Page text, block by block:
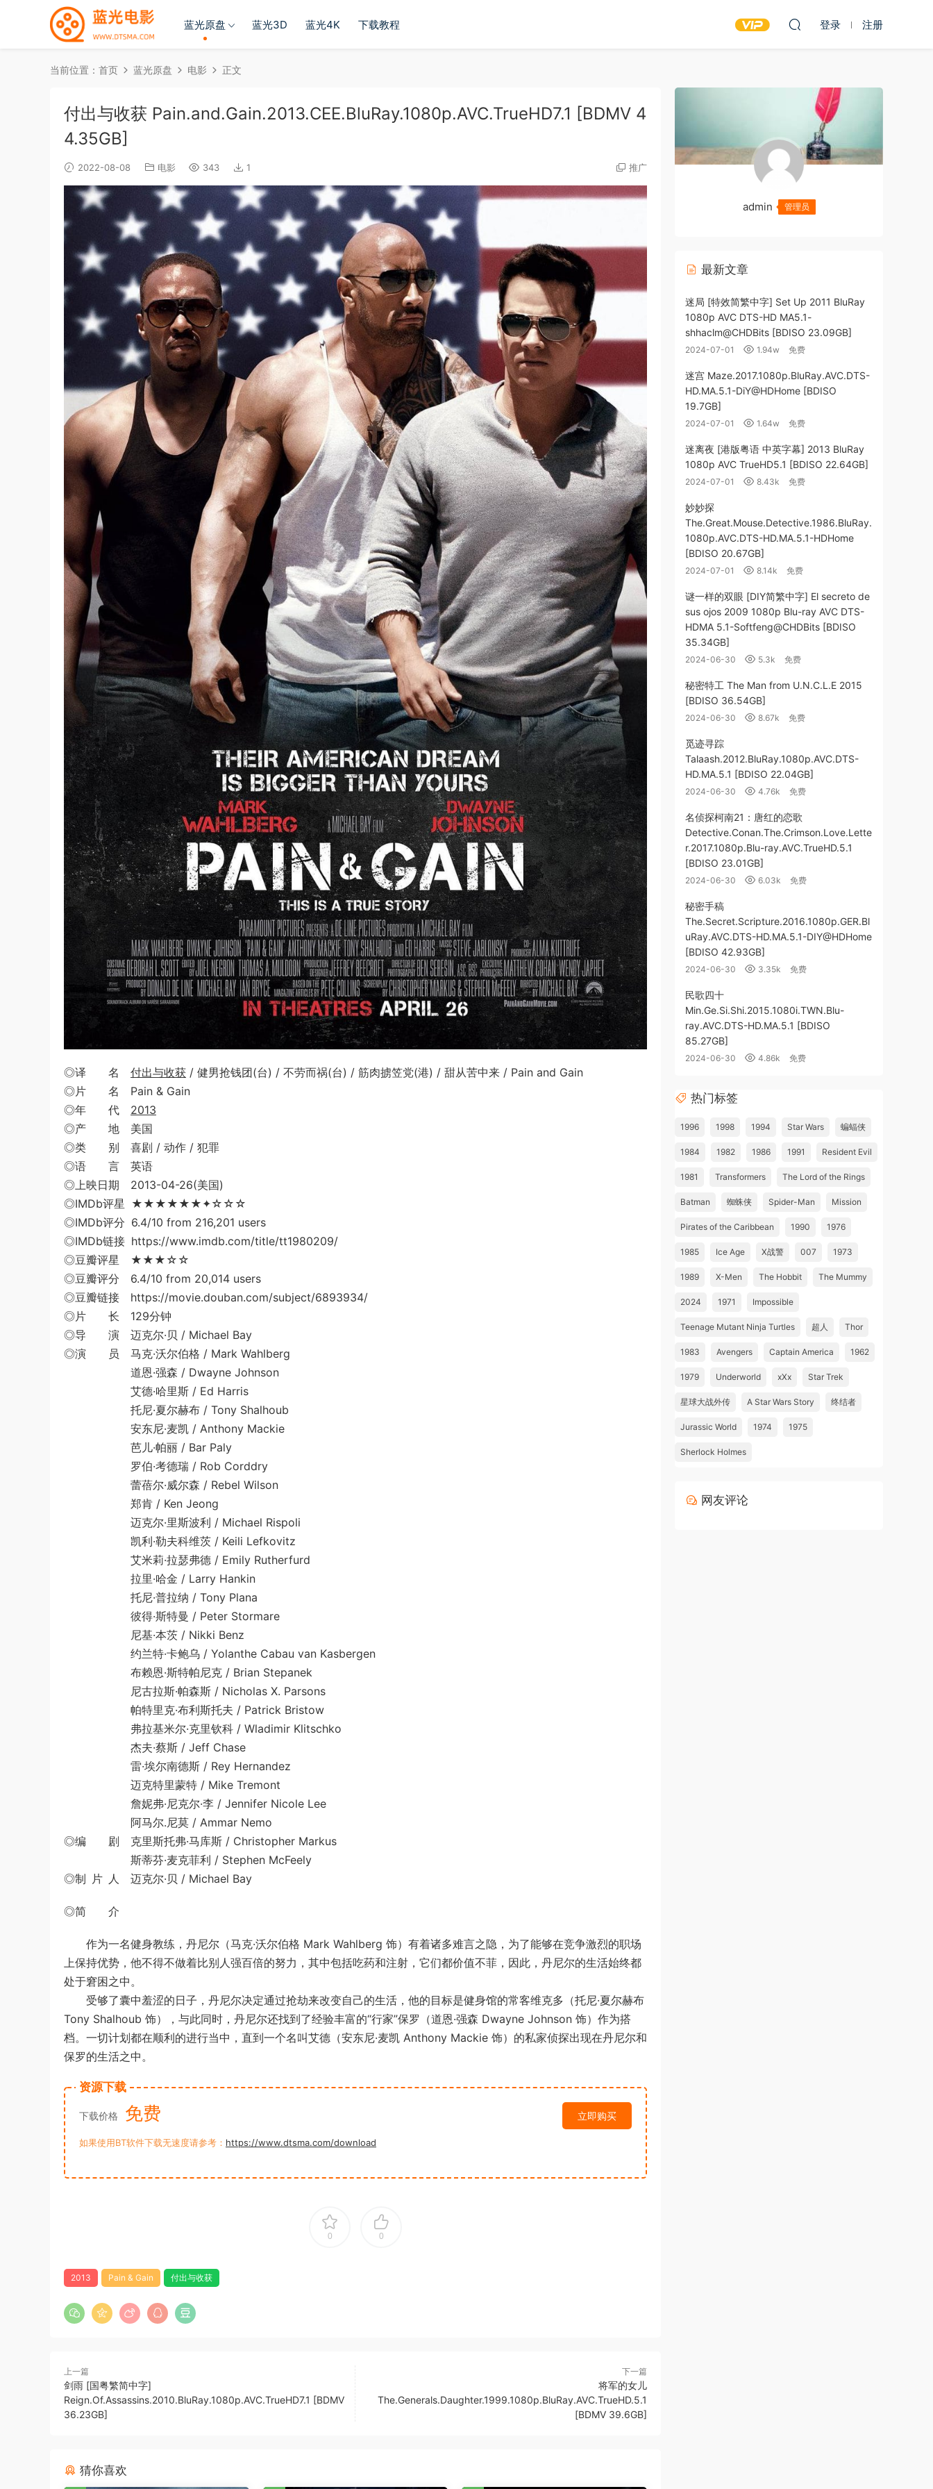
蓝光原盘 蓝光3D 蓝光4K 下载教程 登录 注册
当前位置： 首页 蓝光原盘 电影 正文
付出与收获 Pain.and.Gain.2013.CEE.BluRay.1080p.AVC.TrueHD7.1 [BDMV 4
4.35GB]
2022-08-08 电影 343 1 推广
◎译 名 付出与收获 / 健男抢钱团(台) / 不劳而祸(台) / 筋肉掳笠党(港) / 甜从苦中来 / Pain and Gain
◎片 名 Pain & Gain
◎年 代 2013
◎产 地 美国
◎类 别 喜剧 / 动作 / 犯罪
◎语 言 英语
◎上映日期 2013-04-26(美国)
◎IMDb评星 ★★★★★★✦☆☆☆
◎IMDb评分 6.4/10 from 216,201 users
◎IMDb链接 https://www.imdb.com/title/tt1980209/
◎豆瓣评星 ★★★☆☆
◎豆瓣评分 6.4/10 from 20,014 users
◎豆瓣链接 https://movie.douban.com/subject/6893934/
◎片 长 129分钟
◎导 演 迈克尔·贝 / Michael Bay
◎演 员 马克·沃尔伯格 / Mark Wahlberg
道恩·强森 / Dwayne Johnson
艾德·哈里斯 / Ed Harris
托尼·夏尔赫布 / Tony Shalhoub
安东尼·麦凯 / Anthony Mackie
芭儿·帕丽 / Bar Paly
罗伯·考德瑞 / Rob Corddry
蕾蓓尔·威尔森 / Rebel Wilson
郑肯 / Ken Jeong
迈克尔·里斯波利 / Michael Rispoli
凯利·勒夫科维茨 / Keili Lefkovitz
艾米莉·拉瑟弗德 / Emily Rutherfurd
拉里·哈金 / Larry Hankin
托尼·普拉纳 / Tony Plana
彼得·斯特曼 / Peter Stormare
尼基·本茨 / Nikki Benz
约兰特·卡鲍乌 / Yolanthe Cabau van Kasbergen
布赖恩·斯特帕尼克 / Brian Stepanek
尼古拉斯·帕森斯 / Nicholas X. Parsons
帕特里克·布利斯托夫 / Patrick Bristow
弗拉基米尔·克里钦科 / Wladimir Klitschko
杰夫·蔡斯 / Jeff Chase
雷·埃尔南德斯 / Rey Hernandez
迈克特里蒙特 / Mike Tremont
詹妮弗·尼克尔·李 / Jennifer Nicole Lee
阿马尔.尼莫 / Ammar Nemo
◎编 剧 克里斯托弗·马库斯 / Christopher Markus
斯蒂芬·麦克菲利 / Stephen McFeely
◎制 片 人 迈克尔·贝 / Michael Bay
◎简 介
作为一名健身教练，丹尼尔（马克·沃尔伯格 Mark Wahlberg 饰）有着诸多难言之隐，为了能够在竞争激烈的职场
上保持优势，他不得不做着比别人强百倍的努力，其中包括吃药和注射，它们都价值不菲，因此，丹尼尔的生活始终都
处于窘困之中。
受够了囊中羞涩的日子，丹尼尔决定通过抢劫来改变自己的生活，他的目标是健身馆的常客维克多（托尼·夏尔赫布
Tony Shalhoub 饰），与此同时，丹尼尔还找到了经验丰富的“行家”保罗（道恩·强森 Dwayne Johnson 饰）作为搭
档。一切计划都在顺利的进行当中，直到一个名叫艾德（安东尼·麦凯 Anthony Mackie 饰）的私家侦探出现在丹尼尔和
保罗的生活之中。
资源下载
下载价格 免费 立即购买
如果使用BT软件下载无速度请参考： https://www.dtsma.com/download
0 0
2013 Pain & Gain 付出与收获
上一篇
剑雨 [国粤繁简中字]
Reign.Of.Assassins.2010.BluRay.1080p.AVC.TrueHD7.1 [BDMV
36.23GB]
下一篇
将军的女儿
The.Generals.Daughter.1999.1080p.BluRay.AVC.TrueHD.5.1
[BDMV 39.6GB]
猜你喜欢
admin 管理员
最新文章
迷局 [特效简繁中字] Set Up 2011 BluRay
1080p AVC DTS-HD MA5.1-
shhaclm@CHDBits [BDISO 23.09GB]
2024-07-01 1.94w 免费
迷宫 Maze.2017.1080p.BluRay.AVC.DTS-
HD.MA.5.1-DiY@HDHome [BDISO
19.7GB]
2024-07-01 1.64w 免费
迷离夜 [港版粤语 中英字幕] 2013 BluRay
1080p AVC TrueHD5.1 [BDISO 22.64GB]
2024-07-01 8.43k 免费
妙妙探
The.Great.Mouse.Detective.1986.BluRay.
1080p.AVC.DTS-HD.MA.5.1-HDHome
[BDISO 20.67GB]
2024-07-01 8.14k 免费
谜一样的双眼 [DIY简繁中字] El secreto de
sus ojos 2009 1080p Blu-ray AVC DTS-
HDMA 5.1-Softfeng@CHDBits [BDISO
35.34GB]
2024-06-30 5.3k 免费
秘密特工 The Man from U.N.C.L.E 2015
[BDISO 36.54GB]
2024-06-30 8.67k 免费
觅迹寻踪
Talaash.2012.BluRay.1080p.AVC.DTS-
HD.MA.5.1 [BDISO 22.04GB]
2024-06-30 4.76k 免费
名侦探柯南21：唐红的恋歌
Detective.Conan.The.Crimson.Love.Lette
r.2017.1080p.Blu-ray.AVC.TrueHD.5.1
[BDISO 23.01GB]
2024-06-30 6.03k 免费
秘密手稿
The.Secret.Scripture.2016.1080p.GER.Bl
uRay.AVC.DTS-HD.MA.5.1-DIY@HDHome
[BDISO 42.93GB]
2024-06-30 3.35k 免费
民歌四十
Min.Ge.Si.Shi.2015.1080i.TWN.Blu-
ray.AVC.DTS-HD.MA.5.1 [BDISO
85.27GB]
2024-06-30 4.86k 免费
热门标签
1996 1998 1994 Star Wars 蝙蝠侠
1984 1982 1986 1991 Resident Evil
1981 Transformers The Lord of the Rings
Batman 蜘蛛侠 Spider-Man Mission
Pirates of the Caribbean 1990 1976
1985 Ice Age X战警 007 1973
1989 X-Men The Hobbit The Mummy
2024 1971 Impossible
Teenage Mutant Ninja Turtles 超人 Thor
1983 Avengers Captain America 1962
1979 Underworld xXx Star Trek
星球大战外传 A Star Wars Story 终结者
Jurassic World 1974 1975
Sherlock Holmes
网友评论